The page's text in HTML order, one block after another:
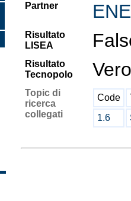
Partner
Risultato
LISEA
Risultato
Tecnopolo
Vero
Topic di
ricerca
collegati
Code
1.6